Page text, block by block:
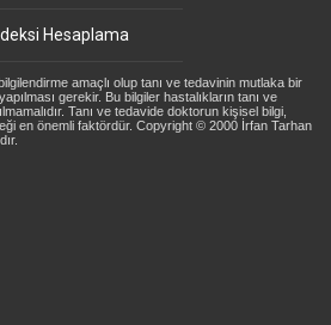
Hesaplama
amaçlı olup tanı ve tedavinin mutlaka bir
gerekir. Bu bilgiler hastalıkların tanı ve
Tanı ve tedavide doktorun kişisel bilgi,
en önemli faktördür. Copyright © 2000 İrfan Tarhan